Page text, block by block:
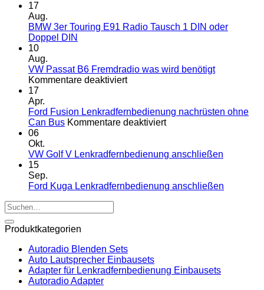
17
Aug.
BMW 3er Touring E91 Radio Tausch 1 DIN oder
Doppel DIN
BMW
3er
Radio
Tausch
oder
10
Aug.
VW Passat B6 Fremdradio was wird benötigt
Kommentare deaktiviertfür
B6
Fremdradio
benötigt
17
Apr.
Ford Fusion Lenkradfernbedienung nachrüsten ohne
Can Bus Kommentare deaktiviertfür
Lenkradfernbedienung
Can
06
Okt.
VW Golf V Lenkradfernbedienung anschließen
VW
15
Sep.
Ford Kuga Lenkradfernbedienung anschließen
Suchen
nach:
Produktkategorien
Autoradio Blenden Sets
Auto Lautsprecher Einbausets
Adapter für Lenkradfernbedienung Einbausets
Autoradio Adapter